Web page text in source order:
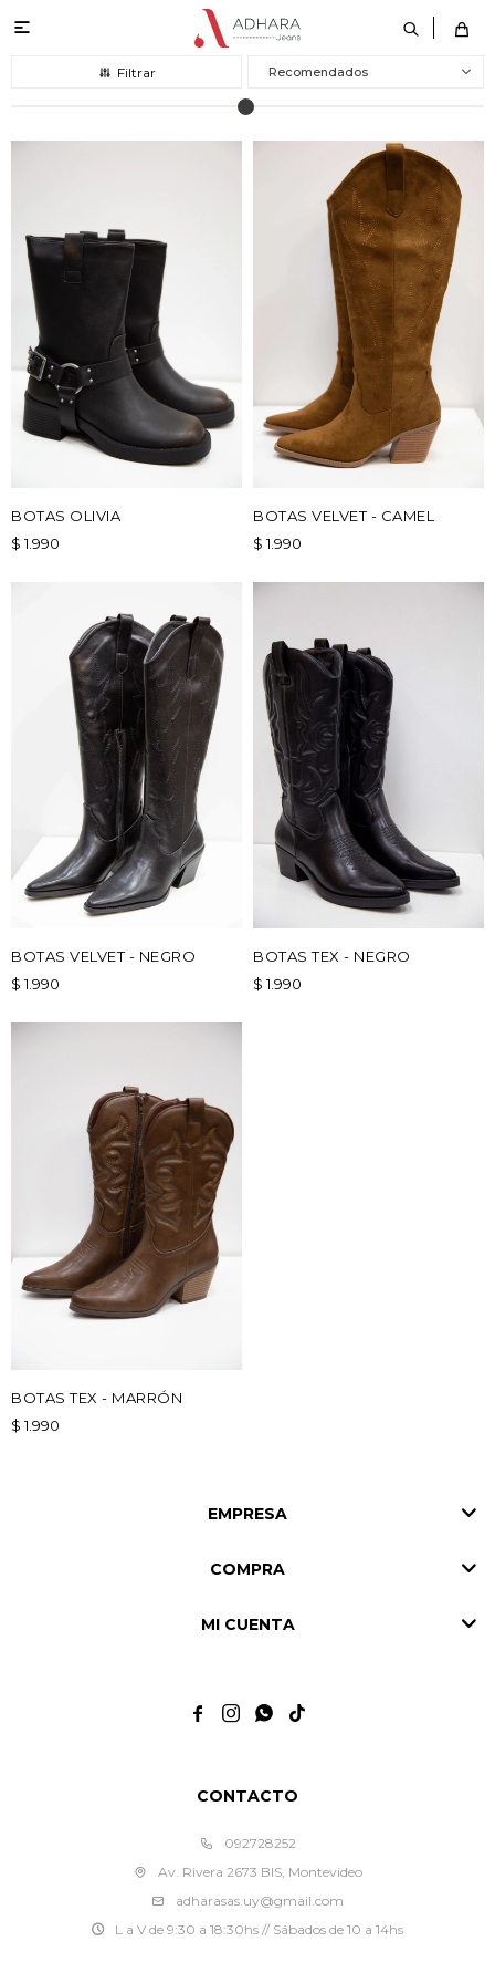

Recomendados
BOTAS OLIVIA
$ 1.990
BOTAS VELVET - CAMEL
$ 1.990
BOTAS VELVET - NEGRO
$ 1.990
BOTAS TEX - NEGRO
$ 1.990
BOTAS TEX - MARRÓN
$ 1.990
CONTACTO
092728252
Av. Rivera 2673 BIS, Montevideo
adharasas.uy@gmail.com
L a V de 9:30 a 18:30hs // Sábados de 10 a 14hs
EMPRESA
COMPRA
MI CUENTA
   